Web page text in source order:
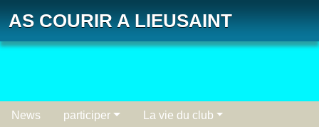
AS COURIR A LIEUSAINT
News participer La vie du club